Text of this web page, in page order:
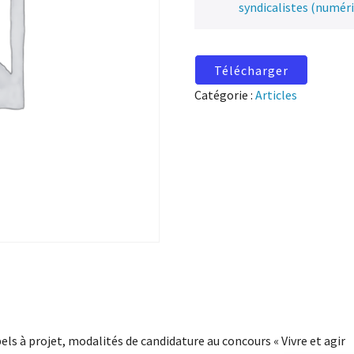
syndicalistes
Télécharger
Catégorie :Articles
à projet, modalités de candidature au concours « Vivre et agir